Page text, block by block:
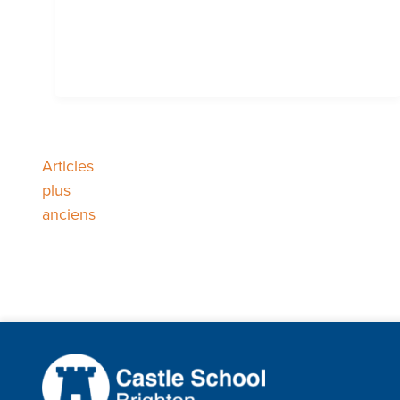
Navigation
des
Articles
plus
anciens